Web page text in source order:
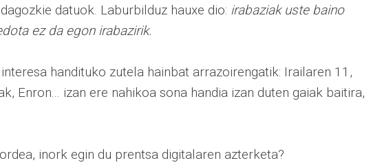
datuok. Laburbilduz hauxe dio: irabaziak uste baino
ez da egon irabazirik.
handituko zutela hainbat arrazoirengatik: Irailaren 11,
Enron... izan ere nahikoa sona handia izan duten gaiak baitira,
inork egin du prentsa digitalaren azterketa?